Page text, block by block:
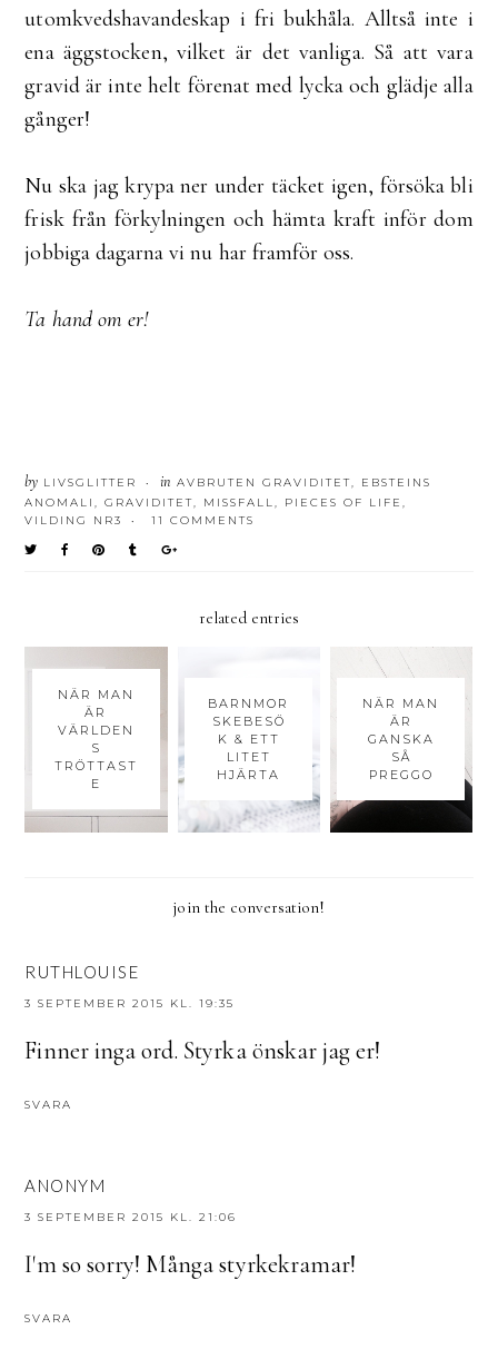
utomkvedshavandeskap i fri bukhåla. Alltså inte i
ena äggstocken, vilket är det vanliga. Så att vara
gravid är inte helt förenat med lycka och glädje alla
gånger!
Nu ska jag krypa ner under täcket igen, försöka bli
frisk från förkylningen och hämta kraft inför dom
jobbiga dagarna vi nu har framför oss.
Ta hand om er!
by LIVSGLITTER • in AVBRUTEN GRAVIDITET,
EBSTEINS
ANOMALI, GRAVIDITET, MISSFALL, PIECES OF LIFE,
VILDING NR3
• 11 COMMENTS
related entries
NÄR MAN
ÄR
VÄRLDEN
S
TRÖTTAST
E
BARNMOR
SKEBESÖ
K & ETT
LITET
HJÄRTA
NÄR MAN
ÄR
GANSKA
SÅ
PREGGO
join the conversation!
RUTHLOUISE
3 SEPTEMBER 2015 KL. 19:35
Finner inga ord. Styrka önskar jag er!
SVARA
ANONYM
3 SEPTEMBER 2015 KL. 21:06
I'm so sorry! Många styrkekramar!
SVARA